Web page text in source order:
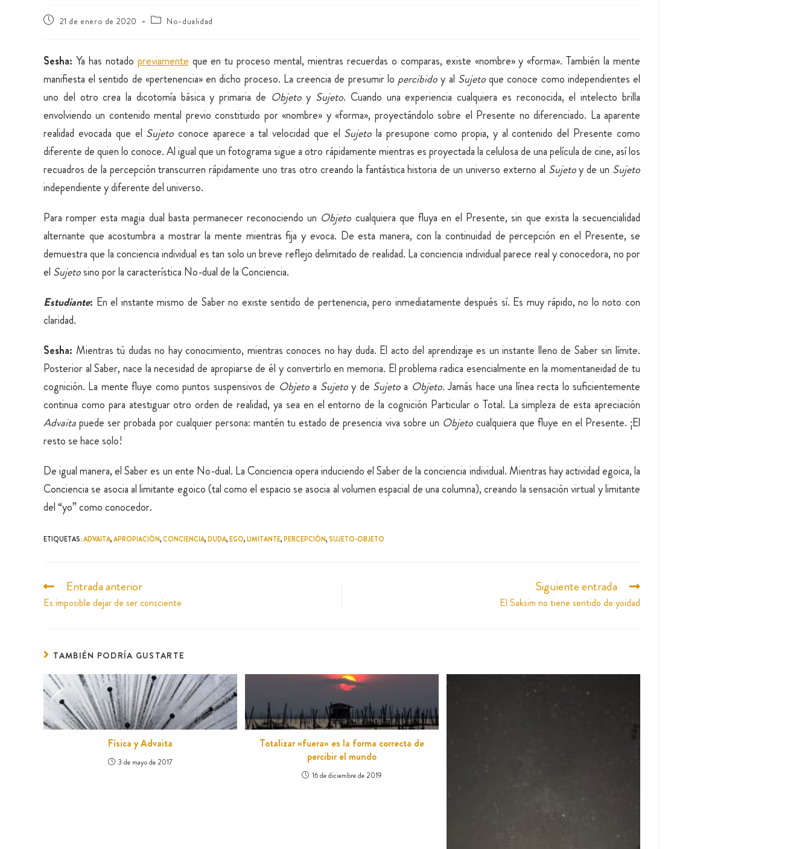
21 de enero de 2020 No-dualidad
Sesha: Ya has notado previamente que en tu proceso mental, mientras recuerdas o comparas, existe «nombre» y «forma». También la mente
manifiesta el sentido de «pertenencia» en dicho proceso. La creencia de presumir lo percibidoy al Sujetoque conoce como independientes el
uno del otro crea la dicotomía básica y primaria de Objetoy Sujeto. Cuando una experiencia cualquiera es reconocida, el intelecto brilla
envolviendo un contenido mental previo constituido por «nombre» y «forma», proyectándolo sobre el Presente no diferenciado. La aparente
realidad evocada que el Sujetoconoce aparece a tal velocidad que el Sujetola presupone como propia, y al contenido del Presente como
diferente de quien lo conoce. Al igual que un fotograma sigue a otro rápidamente mientras es proyectada la celulosa de una película de cine, así los
recuadros de la percepción transcurren rápidamente uno tras otro creando la fantástica historia de un universo externo al Sujetoy de un Sujeto
independiente y diferente del universo.
Para romper esta magia dual basta permanecer reconociendo un Objeto cualquiera que fluya en el Presente, sin que exista la secuencialidad
alternante que acostumbra a mostrar la mente mientras fija y evoca. De esta manera, con la continuidad de percepción en el Presente, se
demuestra que la conciencia individual es tan solo un breve reflejo delimitado de realidad. La conciencia individual parece real y conocedora, no por
el Sujetosino por la característica No-dual de la Conciencia.
Estudiante: En el instante mismo de Saber no existe sentido de pertenencia, pero inmediatamente después sí. Es muy rápido, no lo noto con
claridad.
Sesha: Mientras tú dudas no hay conocimiento, mientras conoces no hay duda. El acto del aprendizaje es un instante lleno de Saber sin límite.
Posterior al Saber, nace la necesidad de apropiarse de él y convertirlo en memoria. El problema radica esencialmente en la momentaneidad de tu
cognición. La mente fluye como puntos suspensivos de Objetoa Sujetoy de Sujetoa Objeto.Jamás hace una línea recta lo suficientemente
continua como para atestiguar otro orden de realidad, ya sea en el entorno de la cognición Particular o Total. La simpleza de esta apreciación
Advaitapuede ser probada por cualquier persona: mantén tu estado de presencia viva sobre un Objetocualquiera que fluye en el Presente. ¡El
resto se hace solo!
De igual manera, el Saber es un ente No-dual. La Conciencia opera induciendo el Saber de la conciencia individual. Mientras hay actividad egoica, la
Conciencia se asocia al limitante egoico (tal como el espacio se asocia al volumen espacial de una columna), creando la sensación virtual y limitante
del “yo” como conocedor.
ETIQUETAS:ADVAITA,APROPIACIÓN,CONCIENCIA,DUDA,EGO,LIMITANTE,PERCEPCIÓN,SUJETO-OBJETO
Entrada anterior
Es imposible dejar de ser consciente
Siguiente entrada
El Saksim no tiene sentido de yoidad
TAMBIÉN PODRÍA GUSTARTE
Física y Advaita
3 de mayo de 2017
Totalizar «fuera» es la forma correcta de
percibir el mundo
16 de diciembre de 2019